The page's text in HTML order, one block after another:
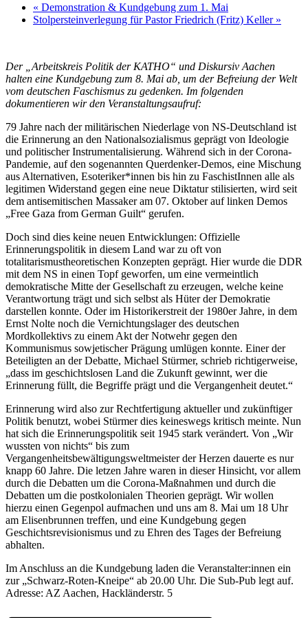
« Demonstration & Kundgebung zum 1. Mai
Stolpersteinverlegung für Pastor Friedrich (Fritz) Keller »
Der „Arbeitskreis Politik der KATHO“ und Diskursiv Aachen
halten eine Kundgebung zum 8. Mai ab, um der Befreiung der Welt
vom deutschen Faschismus zu gedenken. Im folgenden
dokumentieren wir den Veranstaltungsaufruf:
79 Jahre nach der militärischen Niederlage von NS-Deutschland ist
die Erinnerung an den Nationalsozialismus geprägt von Ideologie
und politischer Instrumentalisierung. Während sich in der Corona-
Pandemie, auf den sogenannten Querdenker-Demos, eine Mischung
aus Alternativen, Esoteriker*innen bis hin zu FaschistInnen alle als
legitimen Widerstand gegen eine neue Diktatur stilisierten, wird seit
dem antisemitischen Massaker am 07. Oktober auf linken Demos
„Free Gaza from German Guilt“ gerufen.
Doch sind dies keine neuen Entwicklungen: Offizielle
Erinnerungspolitik in diesem Land war zu oft von
totalitarismustheoretischen Konzepten geprägt. Hier wurde die DDR
mit dem NS in einen Topf geworfen, um eine vermeintlich
demokratische Mitte der Gesellschaft zu erzeugen, welche keine
Verantwortung trägt und sich selbst als Hüter der Demokratie
darstellen konnte. Oder im Historikerstreit der 1980er Jahre, in dem
Ernst Nolte noch die Vernichtungslager des deutschen
Mordkollektivs zu einem Akt der Notwehr gegen den
Kommunismus sowjetischer Prägung umlügen konnte. Einer der
Beteiligten an der Debatte, Michael Stürmer, schrieb richtigerweise,
„dass im geschichtslosen Land die Zukunft gewinnt, wer die
Erinnerung füllt, die Begriffe prägt und die Vergangenheit deutet.“
Erinnerung wird also zur Rechtfertigung aktueller und zukünftiger
Politik benutzt, wobei Stürmer dies keineswegs kritisch meinte. Nun
hat sich die Erinnerungspolitik seit 1945 stark verändert. Von „Wir
wussten von nichts“ bis zum
Vergangenheitsbewältigungsweltmeister der Herzen dauerte es nur
knapp 60 Jahre. Die letzen Jahre waren in dieser Hinsicht, vor allem
durch die Debatten um die Corona-Maßnahmen und durch die
Debatten um die postkolonialen Theorien geprägt. Wir wollen
hierzu einen Gegenpol aufmachen und uns am 8. Mai um 18 Uhr
am Elisenbrunnen treffen, und eine Kundgebung gegen
Geschichtsrevisionismus und zu Ehren des Tages der Befreiung
abhalten.
Im Anschluss an die Kundgebung laden die Veranstalter:innen ein
zur „Schwarz-Roten-Kneipe“ ab 20.00 Uhr. Die Sub-Pub legt auf.
Adresse: AZ Aachen, Hackländerstr. 5